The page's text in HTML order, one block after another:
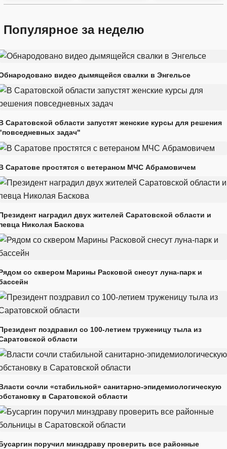
Популярное за неделю
видео дымящейся свалки в Энгельсе
Саратовской области запустят женские курсы для решения
задач"
Саратове простятся с ветераном МЧС Абрамовичем
наградил двух жителей Саратовской области и
Николая Баскова
со сквером Марины Расковой снесут луна-парк и
поздравил со 100-летием труженицу тыла из
области
сочли «стабильной» санитарно-эпидемиологическую
в Саратовской области
поручил минздраву проверить все районные